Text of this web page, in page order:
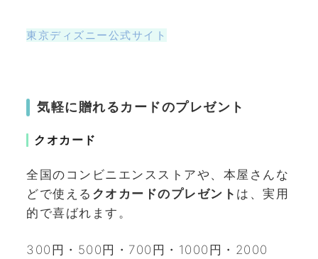
東京ディズニー公式サイト
気軽に贈れるカードのプレゼント
クオカード
全国のコンビニエンスストアや、本屋さんな
どで使える クオカードのプレゼント は、実用
的で喜ばれます。
300円・500円・700円・1000円・2000